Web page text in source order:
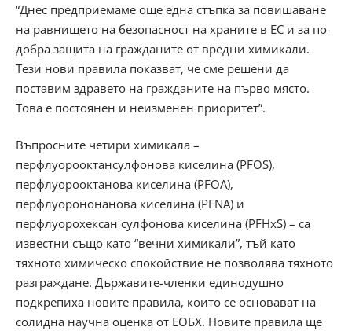
“Днес предприемаме още една стъпка за повишаване
на равнището на безопасност на храните в ЕС и за по-
добра защита на гражданите от вредни химикали.
Тези нови правила показват, че сме решени да
поставим здравето на гражданите на първо място.
Това е постоянен и неизменен приоритет”.
Въпросните четири химикала –
перфлуорооктансулфонова киселина (PFOS),
перфлуорооктанова киселина (PFOA),
перфлуорононанова киселина (PFNA) и
перфлуорохексан сулфонова киселина (PFHxS) – са
известни също като “вечни химикали”, тъй като
тяхното химическо спокойствие не позволява тяхното
разграждане. Държавите-членки единодушно
подкрепиха новите правила, които се основават на
солидна научна оценка от ЕОБХ. Новите правила ще